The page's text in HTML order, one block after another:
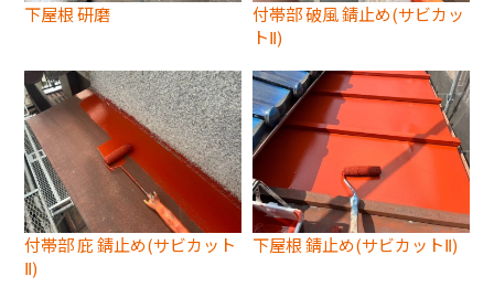
下屋根 研磨
付帯部 破風 錆止め(サビカッ
トⅡ)
付帯部 庇 錆止め(サビカット
Ⅱ)
下屋根 錆止め(サビカットⅡ)